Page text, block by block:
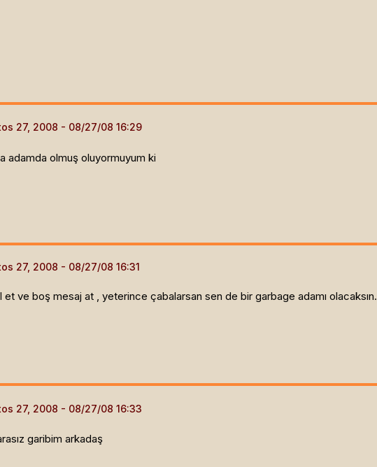
27, 2008
adamda olmuş oluyormuyum ki
27, 2008
et ve boş mesaj at , yeterince çabalarsan sen de bir garbage adamı olacaksın.
27, 2008
garibim arkadaş